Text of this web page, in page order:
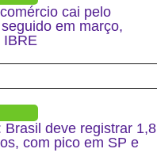
cai pelo
em março,
IBRE
Brasil deve registrar 1,8
com pico em SP e